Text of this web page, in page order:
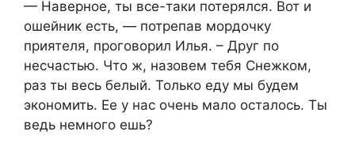
— Наверное, ты все-таки потерялся. Вот и
ошейник есть, — потрепав мордочку
приятеля, проговорил Илья. – Друг по
несчастью. Что ж, назовем тебя Снежком,
раз ты весь белый. Только еду мы будем
экономить. Ее у нас очень мало осталось. Ты
ведь немного ешь?